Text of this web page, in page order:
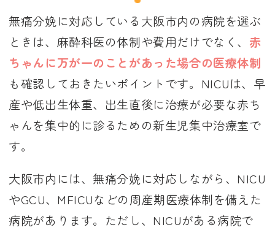
無痛分娩に対応している大阪市内の病院を選ぶ
ときは、麻酔科医の体制や費用だけでなく、 赤
ちゃんに万が一のことがあった場合の医療体制
も確認しておきたいポイントです。NICUは、早
産や低出生体重、出生直後に治療が必要な赤ち
ゃんを集中的に診るための新生児集中治療室で
す。
大阪市内には、無痛分娩に対応しながら、NICU
やGCU、MFICUなどの周産期医療体制を備えた
病院があります。ただし、NICUがある病院で